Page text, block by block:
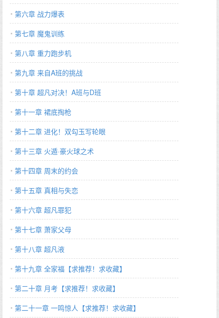
第六章 战力爆表
第七章 魔鬼训练
第八章 重力跑步机
第九章 来自A班的挑战
第十章 超凡对决！A班与D班
第十一章 裙底掏枪
第十二章 进化！双勾玉写轮眼
第十三章 火遁·豪火球之术
第十四章 周末的约会
第十五章 真相与失恋
第十六章 超凡罪犯
第十七章 萧家父母
第十八章 超凡液
第十九章 全家福【求推荐！求收藏】
第二十章 月考【求推荐！求收藏】
第二十一章 一鸣惊人【求推荐！求收藏】